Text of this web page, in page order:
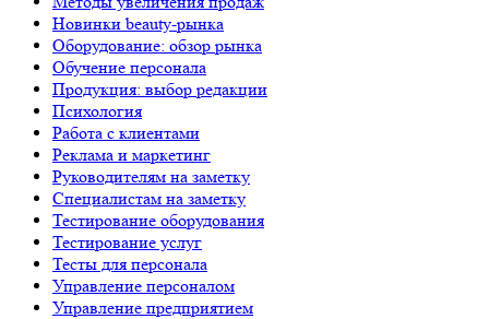
Новинки beauty-рынка
Оборудование: обзор рынка
Обучение персонала
Продукция: выбор редакции
Психология
Работа с клиентами
Реклама и маркетинг
Руководителям на заметку
Специалистам на заметку
Тестирование оборудования
Тестирование услуг
Тесты для персонала
Управление персоналом
Управление предприятием